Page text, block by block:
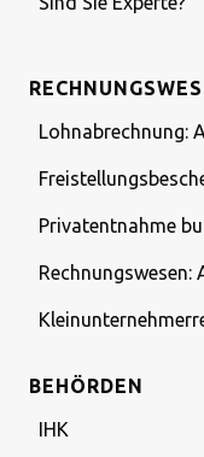
Lohnabrechnung:
Privatentnahme
Rechnungswesen:
BEHÖRDEN
IHK